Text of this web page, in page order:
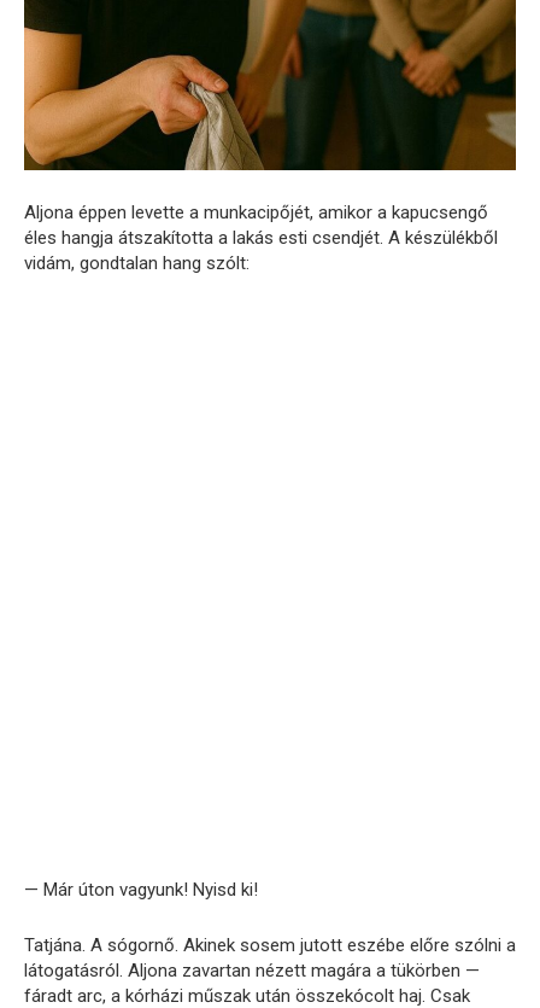
Aljona éppen levette a munkacipőjét, amikor a kapucsengő
éles hangja átszakította a lakás esti csendjét. A készülékből
vidám, gondtalan hang szólt:
— Már úton vagyunk! Nyisd ki!
Tatjána. A sógornő. Akinek sosem jutott eszébe előre szólni a
látogatásról. Aljona zavartan nézett magára a tükörben —
fáradt arc, a kórházi műszak után összekócolt haj. Csak